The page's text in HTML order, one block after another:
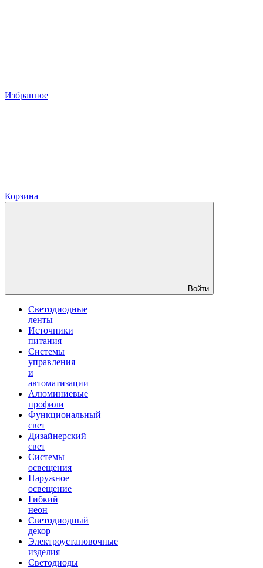
Избранное
Корзина
Войти
Светодиодные
ленты
Источники
питания
Системы
управления
и
автоматизации
Алюминиевые
профили
Функциональный
свет
Дизайнерский
свет
Системы
освещения
Наружное
освещение
Гибкий
неон
Светодиодный
декор
Электроустановочные
изделия
Светодиоды